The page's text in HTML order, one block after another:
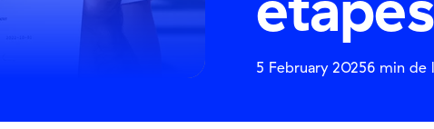
5 February 20256 min de